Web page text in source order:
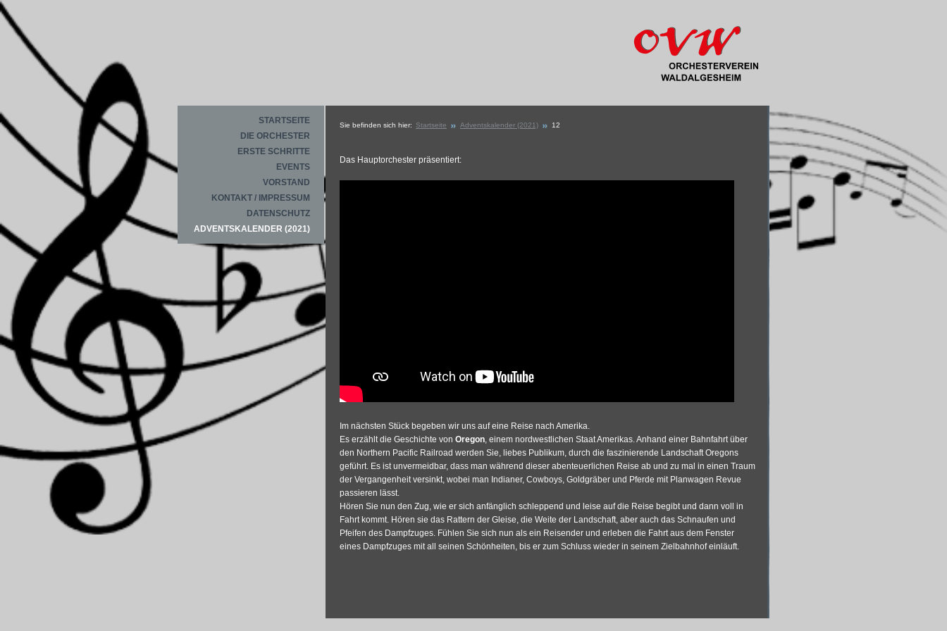
STARTSEITE
DIE ORCHESTER
ERSTE SCHRITTE
EVENTS
VORSTAND
KONTAKT / IMPRESSUM
DATENSCHUTZ
ADVENTSKALENDER (2021)
Sie befinden sich hier: Startseite Adventskalender (2021) 12
Das Hauptorchester präsentiert:
Im nächsten Stück begeben wir uns auf eine Reise nach Amerika.
Es erzählt die Geschichte von Oregon, einem nordwestlichen Staat Amerikas. Anhand einer Bahnfahrt über
den Northern Pacific Railroad werden Sie, liebes Publikum, durch die faszinierende Landschaft Oregons
geführt. Es ist unvermeidbar, dass man während dieser abenteuerlichen Reise ab und zu mal in einen Traum
der Vergangenheit versinkt, wobei man Indianer, Cowboys, Goldgräber und Pferde mit Planwagen Revue
passieren lässt.
Hören Sie nun den Zug, wie er sich anfänglich schleppend und leise auf die Reise begibt und dann voll in
Fahrt kommt. Hören sie das Rattern der Gleise, die Weite der Landschaft, aber auch das Schnaufen und
Pfeifen des Dampfzuges. Fühlen Sie sich nun als ein Reisender und erleben die Fahrt aus dem Fenster
eines Dampfzuges mit all seinen Schönheiten, bis er zum Schluss wieder in seinem Zielbahnhof einläuft.